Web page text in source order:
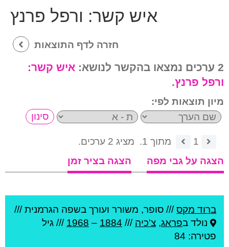
איש קשר: ורפל פרנץ
חזרה לדף התוצאות
2 ערכים נמצאו בהקשר לנושא:
איש קשר:
ורפל פרנץ.
מיון תוצאות לפי:
1 מתוך 1.
מציג 2 ערכים.
הצגה על גבי מפה
הצגה בציר זמן
ברוד מקס/// סופר, משורר ועורך בשפה הגרמנית ///
נולד בפראג, צ'כיה ///
1884
–
1968 /// גיל
פטירה: 84